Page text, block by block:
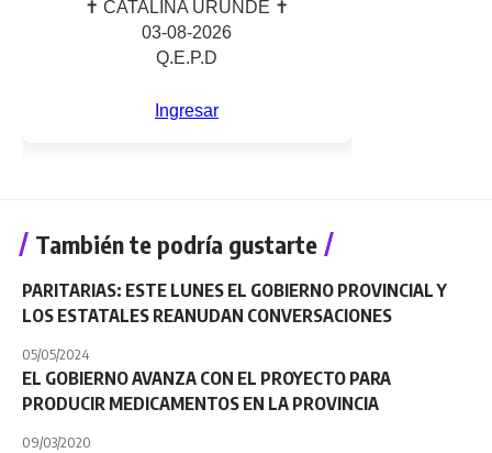
También te podría gustarte
PARITARIAS: ESTE LUNES EL GOBIERNO PROVINCIAL Y
LOS ESTATALES REANUDAN CONVERSACIONES
05/05/2024
EL GOBIERNO AVANZA CON EL PROYECTO PARA
PRODUCIR MEDICAMENTOS EN LA PROVINCIA
09/03/2020